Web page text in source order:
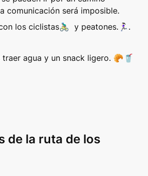
comunicación será imposible.
los ciclistas🚴🏽‍♂️  y peatones.🏃🏻‍♀️.
traer agua y un snack ligero. 🥐🥤
de la ruta de los